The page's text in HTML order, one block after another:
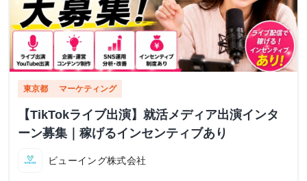
東京都 マーケティング
【TikTokライブ出演】就活メディア出演インタ
ーン募集｜稼げるインセンティブあり
ビューイング株式会社